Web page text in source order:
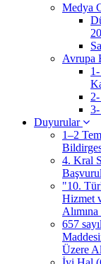
Medya
Avrupa
Duyurular
1–2
4. Kral
"10.
Hizmet
657
Üzere